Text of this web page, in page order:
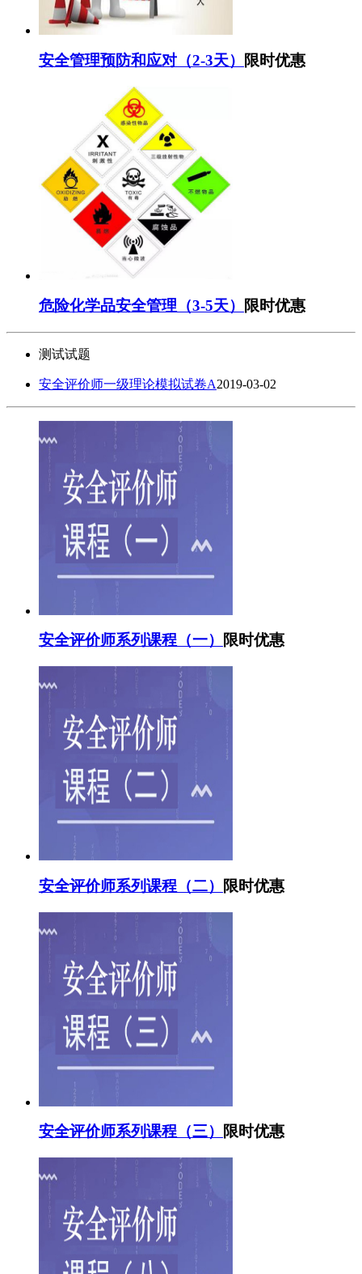
安全管理预防和应对（2-3天） 限时优惠
危险化学品安全管理（3-5天） 限时优惠
测试试题
安全评价师一级理论模拟试卷A2019-03-02
安全评价师系列课程（一） 限时优惠
安全评价师系列课程（二） 限时优惠
安全评价师系列课程（三） 限时优惠